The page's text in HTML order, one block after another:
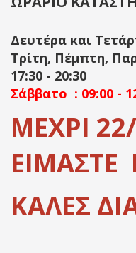
Δευτέρα και
Τρίτη, Πέμπτη,
17:30 - 20:30
Σάββατο : 09:00 -
ΜΕΧΡΙ
ΕΙΜΑΣΤΕ
ΚΑΛΕΣ